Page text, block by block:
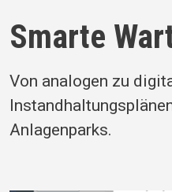
Smarte
Von analogen zu
Anlagenparks.